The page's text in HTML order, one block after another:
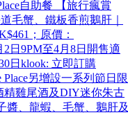
自助餐 【旅行瘋賞
毛蟹、鐵板香煎鵝肝｜
；原價：
日9PM至4月8日開售適
日klook: 立即訂購
另增設一系列節日限
精雞尾酒及DIY迷你朱古
醬、龍蝦、毛蟹、鵝肝